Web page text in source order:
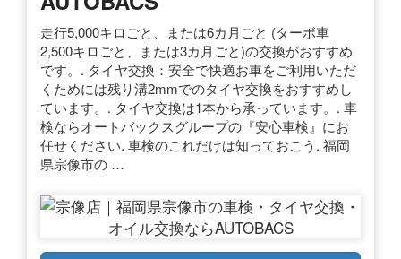
走行5,000キロごと、または6カ月ごと (ターボ車
2,500キロごと、または3カ月ごと)の交換がおすすめ
です。. タイヤ交換：安全で快適お車をご利用いただ
くためには残り溝2mmでのタイヤ交換をおすすめし
ています。. タイヤ交換は1本から承っています。. 車
検ならオートバックスグループの『安心車検』にお
任せください. 車検のこれだけは知っておこう. 福岡
県宗像市の …